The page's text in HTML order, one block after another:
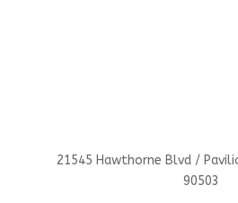
21545 Hawthorne Blvd /
90503